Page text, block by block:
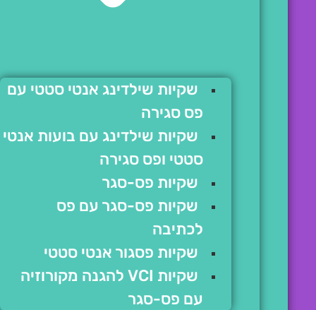
שקיות שילדינג אנטי סטטי עם
פס סגירה
שקיות שילדינג עם בועות אנטי
סטטי ופס סגירה
שקיות פס-סגר
שקיות פס-סגר עם פס
לכתיבה
שקיות פסגור אנטי סטטי
שקיות VCI להגנה מקורוזיה
עם פס-סגר